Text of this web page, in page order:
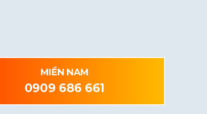
MIỀN NAM
0909 686 661